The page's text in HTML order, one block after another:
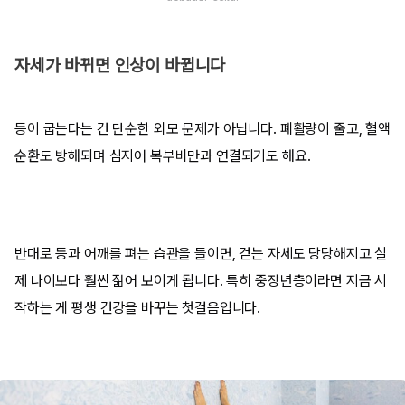
자세가 바뀌면 인상이 바뀝니다
등이 굽는다는 건 단순한 외모 문제가 아닙니다. 폐활량이 줄고, 혈액
순환도 방해되며 심지어 복부비만과 연결되기도 해요.
반대로 등과 어깨를 펴는 습관을 들이면, 걷는 자세도 당당해지고 실
제 나이보다 훨씬 젊어 보이게 됩니다. 특히 중장년층이라면 지금 시
작하는 게 평생 건강을 바꾸는 첫걸음입니다.